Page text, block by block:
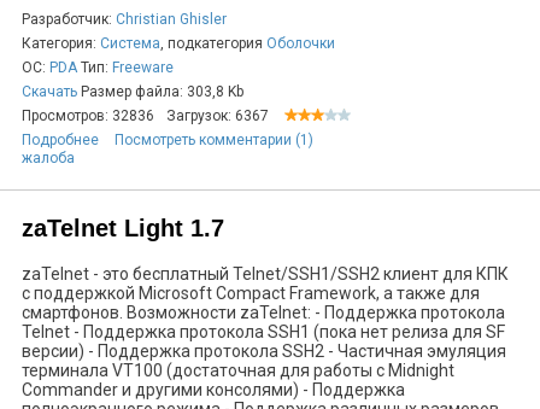
Разработчик: Christian Ghisler
Категория: Система, подкатегория Оболочки
ОС: PDAТип: Freeware
Скачать Размер файла: 303,8 Kb
Просмотров: 32836
Загрузок: 6367
Подробнее
Посмотреть комментарии (1)
жалоба
zaTelnet Light 1.7
zaTelnet - это бесплатный Telnet/SSH1/SSH2 клиент для КПК
с поддержкой Microsoft Compact Framework, а также для
смартфонов. Возможности zaTelnet: - Поддержка протокола
Telnet - Поддержка протокола SSH1 (пока нет релиза для SF
версии) - Поддержка протокола SSH2 - Частичная эмуляция
терминала VT100 (достаточная для работы с Midnight
Commander и другими консолями) - Поддержка